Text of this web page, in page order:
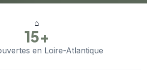
⌂
15+
en Loire-Atlantique